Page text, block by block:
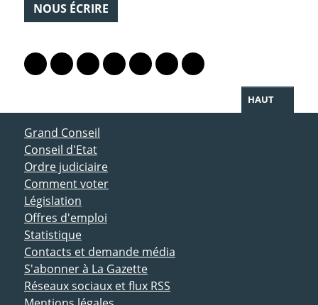
NOUS ÉCRIRE
Lien vers le profil Mastodon
Lien vers le profil Bluesky
Lien vers le profil Instagram
Lien vers le profil Linkedin
Lien vers le profil Facebook
Lien vers le profil Twitter
Partager par WhatsApp
HAUT
ACCÈS DIRECT
Grand Conseil
Conseil d'Etat
Ordre judiciaire
Comment voter
Législation
Offres d'emploi
Statistique
Contacts et demande média
S'abonner à La Gazette
Réseaux sociaux et flux RSS